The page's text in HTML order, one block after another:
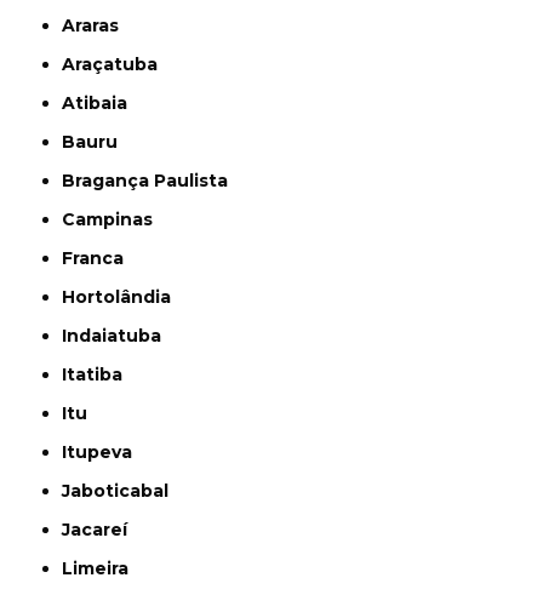
Araras
Araçatuba
Atibaia
Bauru
Bragança Paulista
Campinas
Franca
Hortolândia
Indaiatuba
Itatiba
Itu
Itupeva
Jaboticabal
Jacareí
Limeira